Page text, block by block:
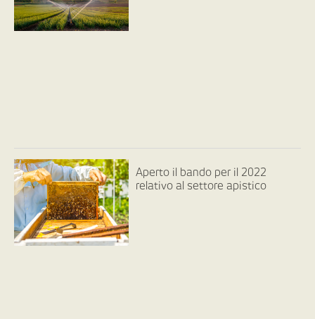
Aperto il bando per il 2022
relativo al settore apistico